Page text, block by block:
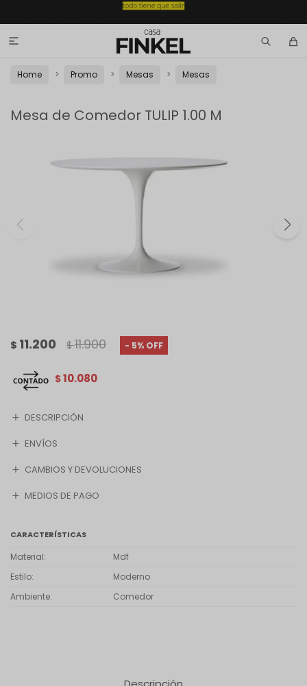

Home Promo Mesas Mesas
Mesa de Comedor TULIP 1.00 M
$ 11.200 $ 11.900 5
$10.080
DESCRIPCIÓN
ENVÍOS
CAMBIOS Y DEVOLUCIONES
MEDIOS DE PAGO
CARACTERÍSTICAS
Material
Mdf
Estilo
Moderno
Ambiente
Comedor